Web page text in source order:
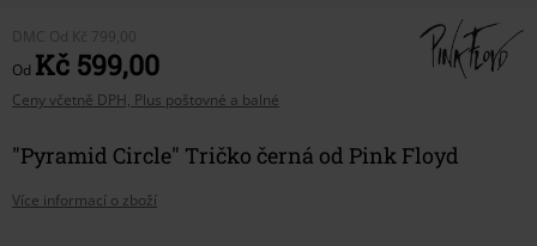
DMC Od Kč 799,00
Od Kč 599,00
Ceny včetně DPH, Plus poštovné a balné
"Pyramid Circle" Tričko černá od Pink Floyd
Více informací o zboží